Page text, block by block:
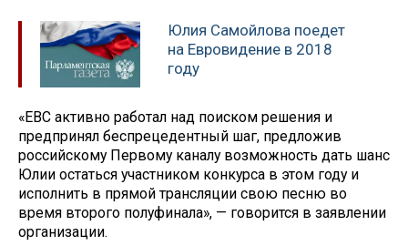
Юлия Самойлова поедет
на Евровидение в 2018
году
«ЕВС активно работал над поиском решения и
предпринял беспрецедентный шаг, предложив
российскому Первому каналу возможность дать шанс
Юлии остаться участником конкурса в этом году и
исполнить в прямой трансляции свою песню во
время второго полуфинала», — говорится в заявлении
организации.